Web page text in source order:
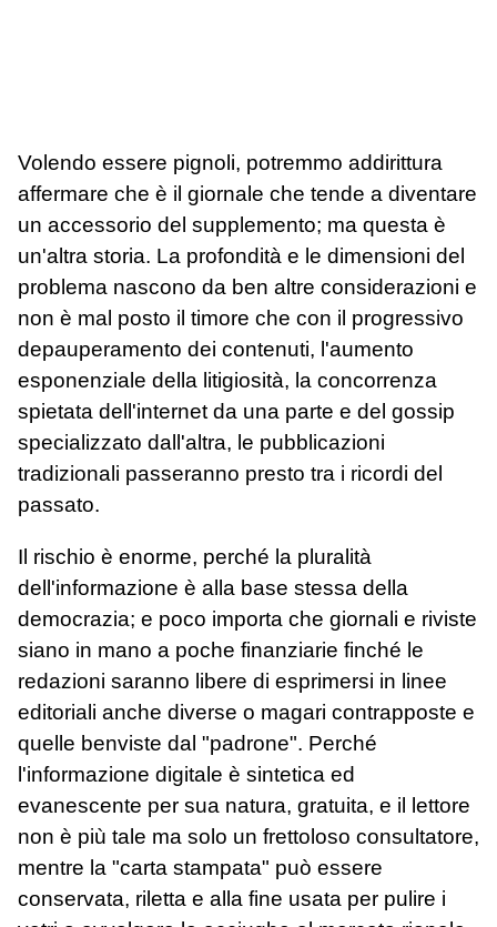
Volendo essere pignoli, potremmo addirittura
affermare che è il giornale che tende a diventare
un accessorio del supplemento; ma questa è
un'altra storia. La profondità e le dimensioni del
problema nascono da ben altre considerazioni e
non è mal posto il timore che con il progressivo
depauperamento dei contenuti, l'aumento
esponenziale della litigiosità, la concorrenza
spietata dell'internet da una parte e del gossip
specializzato dall'altra, le pubblicazioni
tradizionali passeranno presto tra i ricordi del
passato.
Il rischio è enorme, perché la pluralità
dell'informazione è alla base stessa della
democrazia; e poco importa che giornali e riviste
siano in mano a poche finanziarie finché le
redazioni saranno libere di esprimersi in linee
editoriali anche diverse o magari contrapposte e
quelle benviste dal "padrone". Perché
l'informazione digitale è sintetica ed
evanescente per sua natura, gratuita, e il lettore
non è più tale ma solo un frettoloso consultatore,
mentre la "carta stampata" può essere
conservata, riletta e alla fine usata per pulire i